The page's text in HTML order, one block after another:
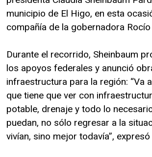
municipio de El Higo, en esta
compañía de la gobernadora Rocío
Durante el recorrido, Sheinbaum
los apoyos federales y anunció
infraestructura para la región: “Va
que tiene que ver con
potable, drenaje y todo lo
puedan, no sólo regresar a la
vivían, sino mejor todavía”,